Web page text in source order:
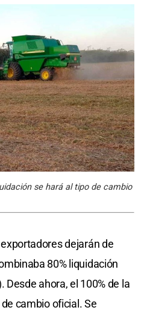
se hará al tipo de cambio
dejarán de
80% liquidación
Desde ahora, el 100% de la
cambio oficial. Se